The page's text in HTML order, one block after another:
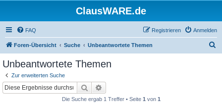
ClausWARE.de
FAQ Anmelden
Registrieren
Foren-Übersicht Suche Unbeantwortete Themen
Unbeantwortete Themen
Zur erweiterten Suche
Suche
Die Suche ergab 1 Treffer • Seite 1 von 1